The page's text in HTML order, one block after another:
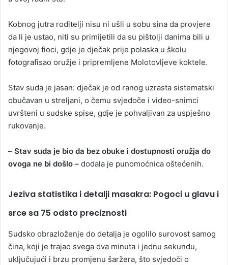
Kobnog jutra roditelji nisu ni ušli u sobu sina da provjere
da li je ustao, niti su primijetili da su pištolji danima bili u
njegovoj fioci, gdje je dječak prije polaska u školu
fotografisao oružje i pripremljene Molotovljeve koktele.
Stav suda je jasan: dječak je od ranog uzrasta sistematski
obučavan u streljani, o čemu svjedoče i video-snimci
uvršteni u sudske spise, gdje je pohvaljivan za uspješno
rukovanje.
– Stav suda je bio da bez obuke i dostupnosti oružja do
ovoga ne bi došlo – dodala je punomoćnica oštećenih.
Jeziva statistika i detalji masakra: Pogoci u glavu i
srce sa 75 odsto preciznosti
Sudsko obrazloženje do detalja je ogolilo surovost samog
čina, koji je trajao svega dva minuta i jednu sekundu,
uključujući i brzu promjenu šaržera, što svjedoči o